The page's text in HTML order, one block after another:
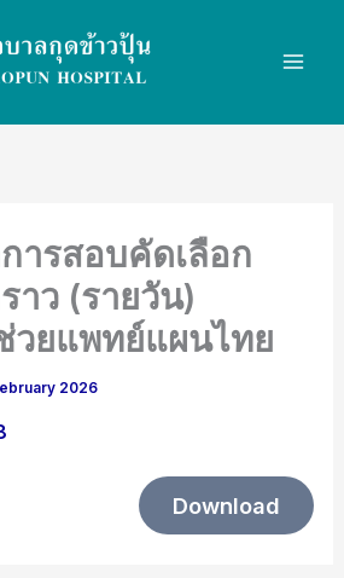
ารสอบคัดเลือก
าว (รายวัน)
วยแพทย์แผนไทย
2026
Download